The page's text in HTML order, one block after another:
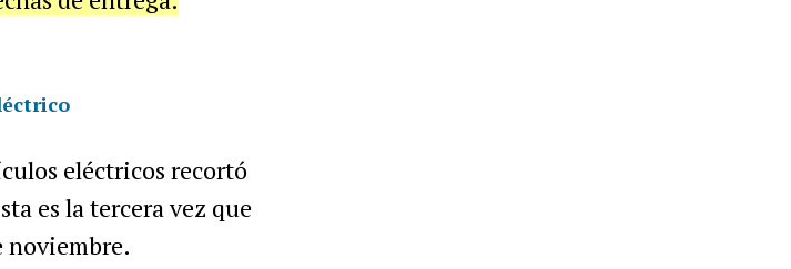
eléctricos recortó
es la tercera vez que
noviembre.